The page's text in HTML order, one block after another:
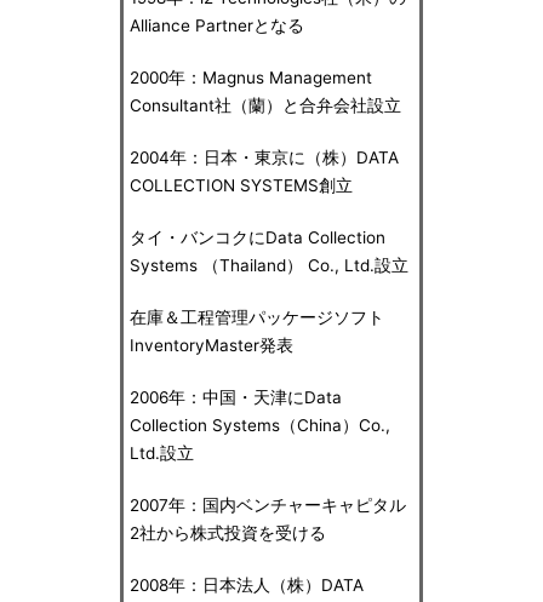
Alliance Partnerとなる
2000年：Magnus Management
Consultant社（蘭）と合弁会社設立
2004年：日本・東京に（株）DATA
COLLECTION SYSTEMS創立
タイ・バンコクにData Collection
Systems （Thailand） Co., Ltd.設立
在庫＆工程管理パッケージソフト
InventoryMaster発表
2006年：中国・天津にData
Collection Systems（China）Co.,
Ltd.設立
2007年：国内ベンチャーキャピタル
2社から株式投資を受ける
2008年：日本法人（株）DATA